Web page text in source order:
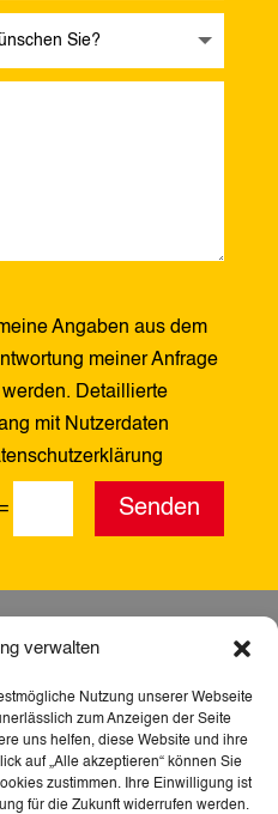
verwalten
Nutzung unserer Webseite
zum Anzeigen der Seite
uns helfen, diese Website und ihre
auf „Alle akzeptieren“ können Sie
zustimmen. Ihre Einwilligung ist
für die Zukunft widerrufen werden.
Angaben aus dem
meiner Anfrage
Detaillierte
mit Nutzerdaten
Senden